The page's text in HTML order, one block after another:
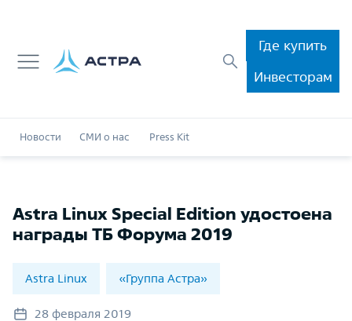
Где купить
Инвесторам
Новости СМИ о нас Press Kit
Astra Linux Special Edition удостоена
награды ТБ Форума 2019
Astra Linux «Группа Астра»
28 февраля 2019